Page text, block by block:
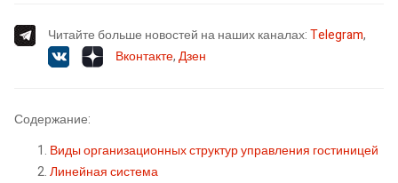
Читайте больше новостей на наших каналах:Telegram,
Вконтакте,Дзен
Содержание:
Виды организационных структур управления гостиницей
Линейная система